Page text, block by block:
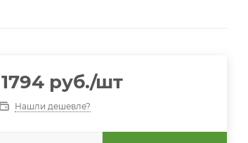
1794руб./шт
Нашли дешевле?